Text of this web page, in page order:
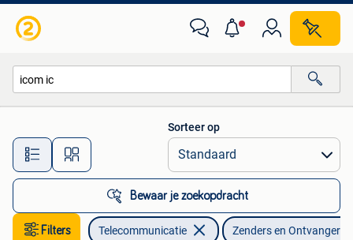
Alle afstanden…
Sorteer op
Bewaar je zoekopdracht
Filters Telecommunicatie Zenders en Ontvangers